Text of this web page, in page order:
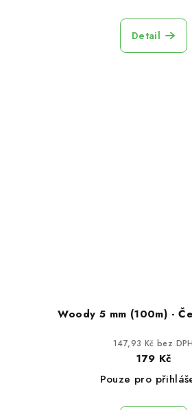
Detail
Woody 5 mm (100m) -
147,93 Kč bez DPH
179 Kč
Pouze pro